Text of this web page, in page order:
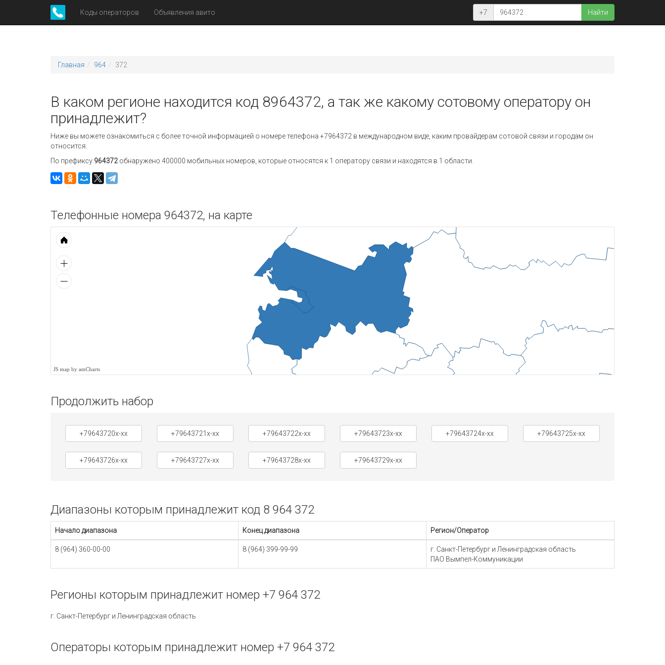
Коды операторов Объявления авито +7 Найти
Главная 964 372
В каком регионе находится код 8964372, а так же какому сотовому оператору он
принадлежит?
Ниже вы можете ознакомиться с более точной информацией о номере телефона +7964372 в международном виде, каким провайдерам сотовой связи и городам он
относится.
По префиксу 964372 обнаружено 400000 мобильных номеров, которые относятся к 1 оператору связи и находятся в 1 области.
Телефонные номера 964372, на карте
JS map by amCharts
Продолжить набор
+79643720x-xx +79643721x-xx +79643722x-xx +79643723x-xx +79643724x-xx +79643725x-xx
+79643726x-xx +79643727x-xx +79643728x-xx +79643729x-xx
Диапазоны которым принадлежит код 8 964 372
Начало диапазона Конец диапазона Регион/Оператор
8 (964) 360-00-00 8 (964) 399-99-99
г. Санкт-Петербург и Ленинградская область
ПАО Вымпел-Коммуникации
Регионы которым принадлежит номер +7 964 372
г. Санкт-Петербург и Ленинградская область
Операторы которым принадлежит номер +7 964 372